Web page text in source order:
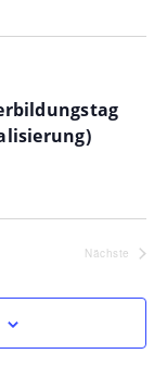
Nächste